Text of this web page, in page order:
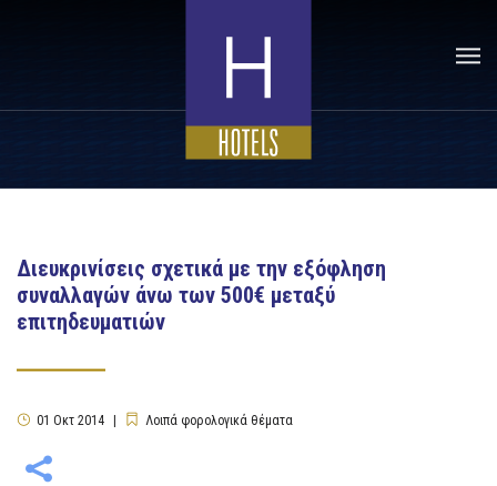
Διευκρινίσεις σχετικά με την εξόφληση
συναλλαγών άνω των 500€ μεταξύ
επιτηδευματιών
01 Οκτ 2014 Λοιπά φορολογικά θέματα